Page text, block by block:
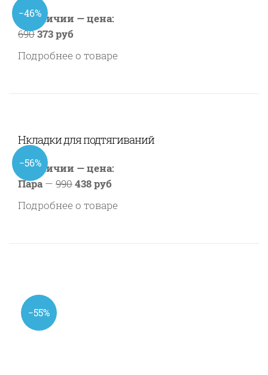
−46%
В наличии — цена:
690373 руб
Подробнее о товаре
−56%
Нкладки для подтягиваний
В наличии — цена:
Пара — 990438 руб
Подробнее о товаре
−55%